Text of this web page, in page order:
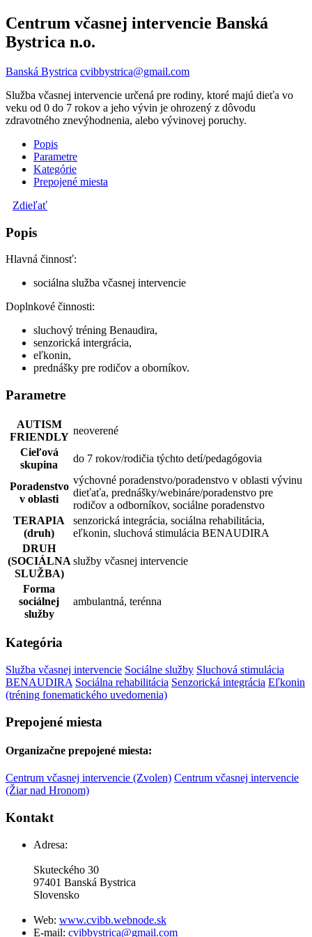
Centrum včasnej intervencie Banská
Bystrica n.o.
Banská Bystrica cvibbystrica@gmail.com
Služba včasnej intervencie určená pre rodiny, ktoré majú dieťa vo
veku od 0 do 7 rokov a jeho vývin je ohrozený z dôvodu
zdravotného znevýhodnenia, alebo vývinovej poruchy.
Popis
Parametre
Kategórie
Prepojené miesta
Zdieľať
Popis
Hlavná činnosť:
sociálna služba včasnej intervencie
Doplnkové činnosti:
sluchový tréning Benaudira,
senzorická intergrácia,
eľkonin,
prednášky pre rodičov a oborníkov.
Parametre
AUTISM
FRIENDLY
neoverené
Cieľová
skupina
do 7 rokov/rodičia týchto detí/pedagógovia
Poradenstvo
v oblasti
výchovné poradenstvo/poradenstvo v oblasti vývinu
dieťaťa, prednášky/webináre/poradenstvo pre
rodičov a odborníkov, sociálne poradenstvo
TERAPIA
(druh)
senzorická integrácia, sociálna rehabilitácia,
eľkonin, sluchová stimulácia BENAUDIRA
DRUH
(SOCIÁLNA
SLUŽBA)
služby včasnej intervencie
Forma
sociálnej
služby
ambulantná, terénna
Kategória
Služba včasnej intervencie Sociálne služby Sluchová stimulácia
BENAUDIRA Sociálna rehabilitácia Senzorická integrácia Eľkonin
(tréning fonematického uvedomenia)
Prepojené miesta
Organizačne prepojené miesta:
Centrum včasnej intervencie (Zvolen) Centrum včasnej intervencie
(Žiar nad Hronom)
Kontakt
Adresa:
Skuteckého 30
97401 Banská Bystrica
Slovensko
Web: www.cvibb.webnode.sk
E-mail: cvibbystrica@gmail.com